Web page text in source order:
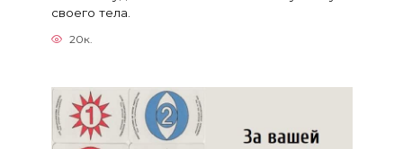
своего тела.
20к.